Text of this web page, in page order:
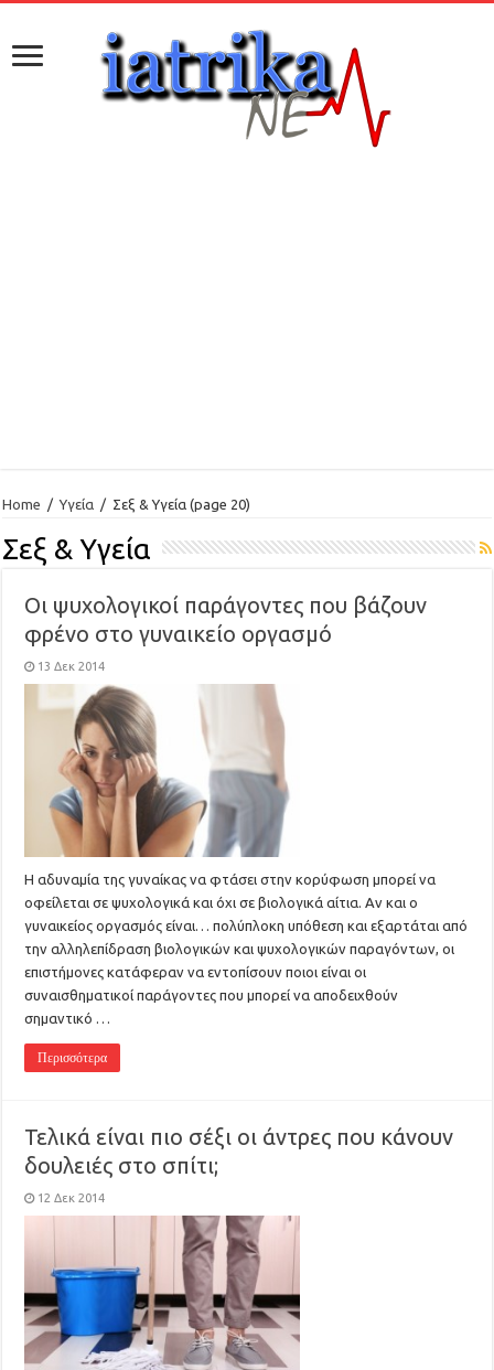
Home / Υγεία / Σεξ & Υγεία (page 20)
Σεξ & Υγεία
Οι ψυχολογικοί παράγοντες που βάζουν
φρένο στο γυναικείο οργασμό
13 Δεκ 2014
Η αδυναμία της γυναίκας να φτάσει στην κορύφωση μπορεί να
οφείλεται σε ψυχολογικά και όχι σε βιολογικά αίτια. Αν και ο
γυναικείος οργασμός είναι… πολύπλοκη υπόθεση και εξαρτάται από
την αλληλεπίδραση βιολογικών και ψυχολογικών παραγόντων, οι
επιστήμονες κατάφεραν να εντοπίσουν ποιοι είναι οι
συναισθηματικοί παράγοντες που μπορεί να αποδειχθούν
σημαντικό …
Περισσότερα
Τελικά είναι πιο σέξι οι άντρες που κάνουν
δουλειές στο σπίτι;
12 Δεκ 2014